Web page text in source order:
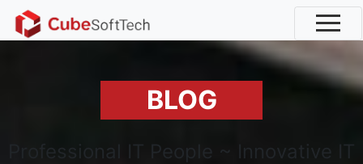
BLOG
Professional IT People ~ Innovative IT